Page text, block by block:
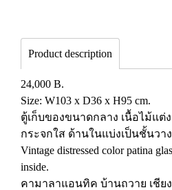
Product description
24,000 B.
Size: W103 x D36 x H95 cm.
ตู้เก็บของขนาดกลาง เนื้อไม้แต่
กระจกใส ด้านในแบ่งเป็นชั้นวา
Vintage distressed color patina
inside.
คามาลาแอนทิค บ้านถวาย เชีย